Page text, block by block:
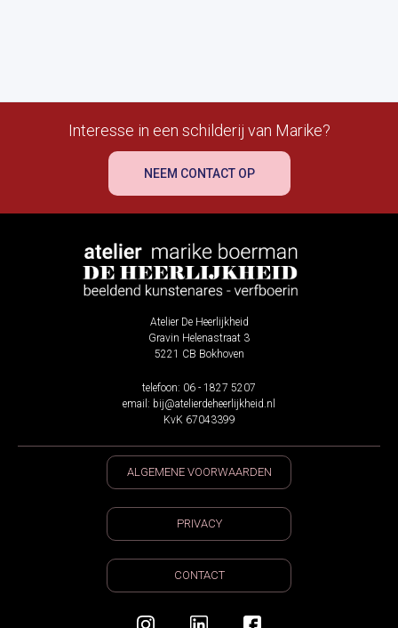
Interesse in een schilderij van Marike?
NEEM CONTACT OP
Atelier De Heerlijkheid
Gravin Helenastraat 3
5221 CB Bokhoven
telefoon: 06 - 1827 5207
email: bij@atelierdeheerlijkheid.nl
KvK 67043399
ALGEMENE VOORWAARDEN
PRIVACY
CONTACT